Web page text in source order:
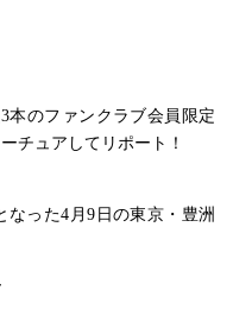
本のファンクラブ会員限定
チュアしてリポート！
った4月9日の東京・豊洲